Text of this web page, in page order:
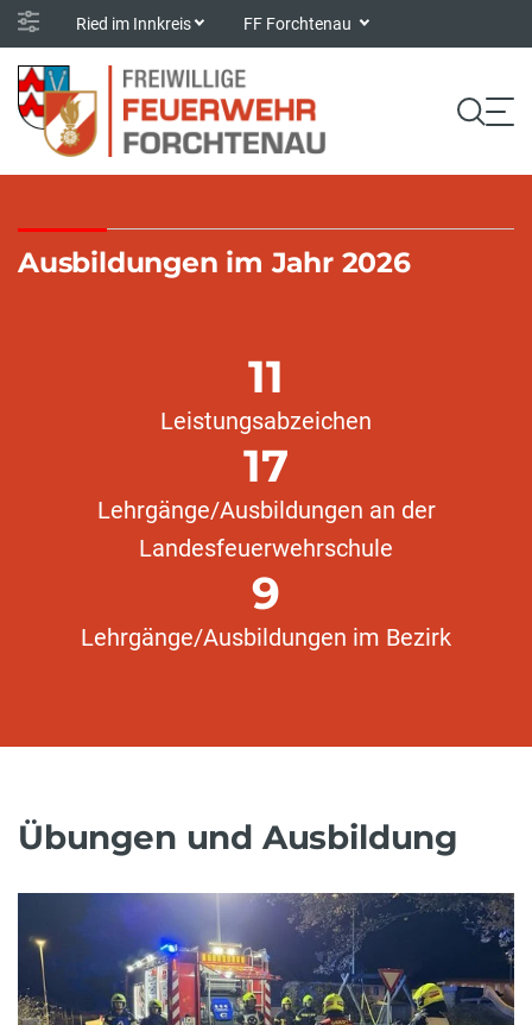
Ried im Innkreis FF Forchtenau
Ausbildungen im Jahr 2026
11
Leistungsabzeichen
17
Lehrgänge/Ausbildungen an der
Landesfeuerwehrschule
9
Lehrgänge/Ausbildungen im Bezirk
Übungen und Ausbildung